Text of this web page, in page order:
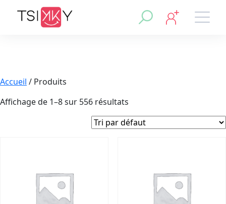
Accueil / Produits
Affichage de 1–8 sur 556 résultats